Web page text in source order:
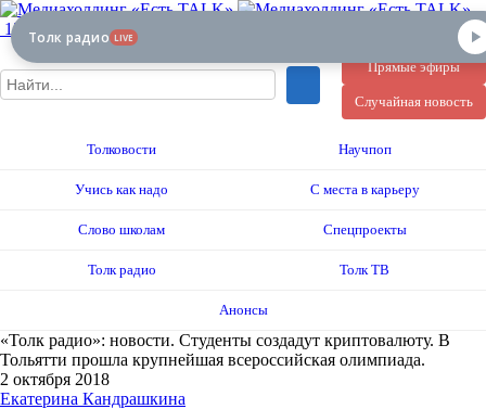
12+
Прямые эфиры
Случайная новость
Толковости Научпоп
Учись как надо С места в карьеру
Слово школам Спецпроекты
Толк радио Толк ТВ
Анонсы
«Толк радио»: новости. Студенты создадут криптовалюту. В
Тольятти прошла крупнейшая всероссийская олимпиада.
2 октября 2018
Екатерина Кандрашкина
Толк радио LIVE